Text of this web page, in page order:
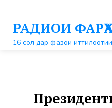
контентуРАДИОИ
16 сол дар фазои